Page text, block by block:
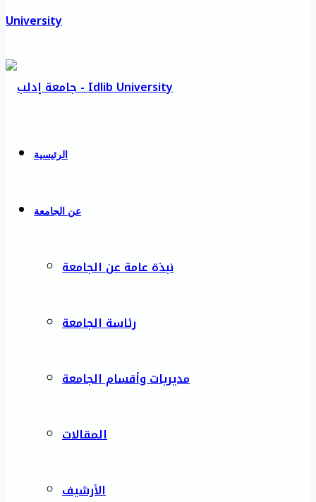
الرئيسية
عن الجامعة
نبذة عامة عن الجامعة
رئاسة الجامعة
مديريات وأقسام الجامعة
المقالات
الأرشيف